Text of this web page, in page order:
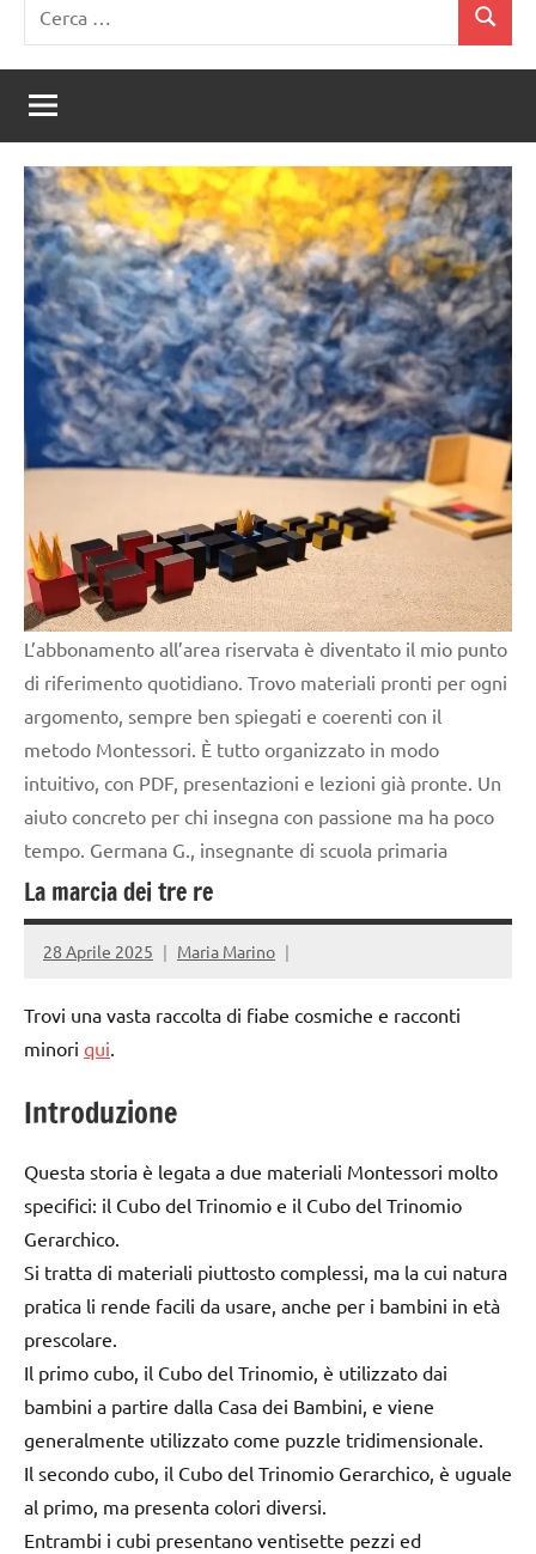
per:
Cerca
L’abbonamento all’area riservata è diventato il mio punto
di riferimento quotidiano. Trovo materiali pronti per ogni
argomento, sempre ben spiegati e coerenti con il
metodo Montessori. È tutto organizzato in modo
intuitivo, con PDF, presentazioni e lezioni già pronte. Un
aiuto concreto per chi insegna con passione ma ha poco
tempo. Germana G., insegnante di scuola primaria
La marcia dei tre re
28 Aprile 2025 Maria Marino
Trovi una vasta raccolta di fiabe cosmiche e racconti
minori qui.
Introduzione
Questa storia è legata a due materiali Montessori molto
specifici: il Cubo del Trinomio e il Cubo del Trinomio
Gerarchico.
Si tratta di materiali piuttosto complessi, ma la cui natura
pratica li rende facili da usare, anche per i bambini in età
prescolare.
Il primo cubo, il Cubo del Trinomio, è utilizzato dai
bambini a partire dalla Casa dei Bambini, e viene
generalmente utilizzato come puzzle tridimensionale.
Il secondo cubo, il Cubo del Trinomio Gerarchico, è uguale
al primo, ma presenta colori diversi.
Entrambi i cubi presentano ventisette pezzi ed